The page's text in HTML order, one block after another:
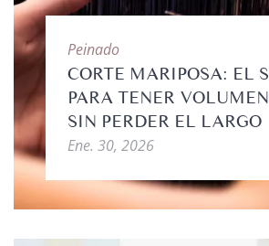
Peinado
CORTE MARIPOSA: EL
PARA TENER
SIN PERDER EL LARGO
Ene. 30, 2026